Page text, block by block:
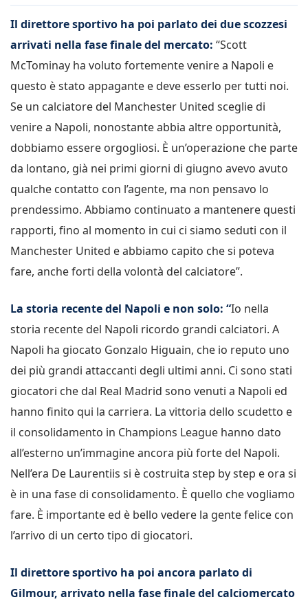
Il direttore sportivo ha poi parlato dei due scozzesi
arrivati nella fase finale del mercato: “Scott
McTominay ha voluto fortemente venire a Napoli e
questo è stato appagante e deve esserlo per tutti noi.
Se un calciatore del Manchester United sceglie di
venire a Napoli, nonostante abbia altre opportunità,
dobbiamo essere orgogliosi. È un’operazione che parte
da lontano, già nei primi giorni di giugno avevo avuto
qualche contatto con l’agente, ma non pensavo lo
prendessimo. Abbiamo continuato a mantenere questi
rapporti, fino al momento in cui ci siamo seduti con il
Manchester United e abbiamo capito che si poteva
fare, anche forti della volontà del calciatore”.
La storia recente del Napoli e non solo: “Io nella
storia recente del Napoli ricordo grandi calciatori. A
Napoli ha giocato Gonzalo Higuain, che io reputo uno
dei più grandi attaccanti degli ultimi anni. Ci sono stati
giocatori che dal Real Madrid sono venuti a Napoli ed
hanno finito qui la carriera. La vittoria dello scudetto e
il consolidamento in Champions League hanno dato
all’esterno un’immagine ancora più forte del Napoli.
Nell’era De Laurentiis si è costruita step by step e ora si
è in una fase di consolidamento. È quello che vogliamo
fare. È importante ed è bello vedere la gente felice con
l’arrivo di un certo tipo di giocatori.
Il direttore sportivo ha poi ancora parlato di
Gilmour, arrivato nella fase finale del calciomercato